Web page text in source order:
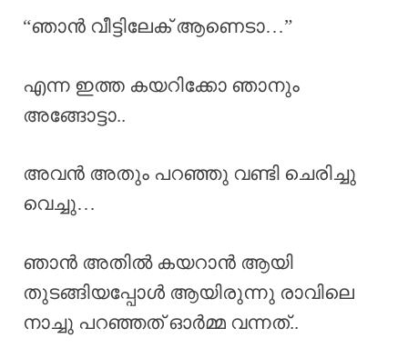
“ഞാൻ വീട്ടിലേക് ആണെടാ…”
എന്ന ഇത്ത കയറിക്കോ ഞാനും
അങ്ങോട്ടാ..
അവൻ അതും പറഞ്ഞു വണ്ടി ചെരിച്ചു
വെച്ചു…
ഞാൻ അതിൽ കയറാൻ ആയി
തുടങ്ങിയപ്പോൾ ആയിരുന്നു രാവിലെ
നാച്ചു പറഞ്ഞത് ഓർമ്മ വന്നത്..